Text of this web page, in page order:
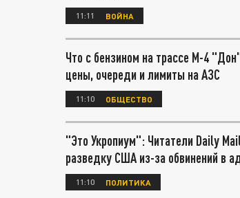
11:11 ВОЙНА
Что с бензином на трассе М-4
цены, очереди и лимиты на АЗС
11:10 ОБЩЕСТВО
"Это Укропиум": Читатели Daily
разведку США из-за обвинений в
11:10 ПОЛИТИКА